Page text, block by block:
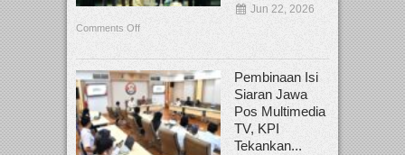
Jun 22, 2026
Comments Off
Pembinaan Isi
Siaran Jawa
Pos Multimedia
TV, KPI
Tekankan...